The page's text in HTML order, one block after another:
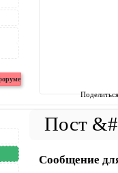
Сообщение